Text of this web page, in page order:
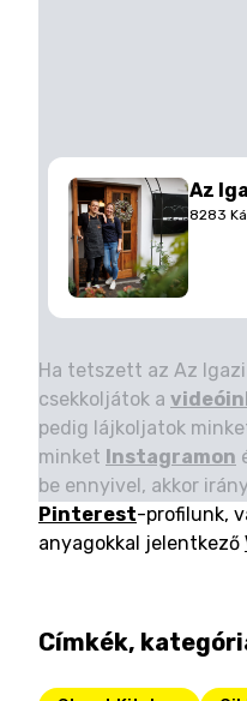
Az
8283
Ha tetszett az Az
csekkoljátok a
pedig lájkoljatok
minket Instagramon
be ennyivel, akkor
Pinterest-profilunk,
anyagokkal jelentkező
Címkék,